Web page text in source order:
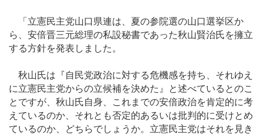
「立憲民主党山口県連は、夏の参院選の山口選挙区か
ら、安倍晋三元総理の私設秘書であった秋山賢治氏を擁立
する方針を発表しました。
秋山氏は『自民党政治に対する危機感を持ち、それゆえ
に立憲民主党からの立候補を決めた』と述べているとのこ
とですが、秋山氏自身、これまでの安倍政治を肯定的に考
えているのか、それとも否定的あるいは批判的に受けとめ
ているのか、どちらでしょうか。立憲民主党はそれを見き